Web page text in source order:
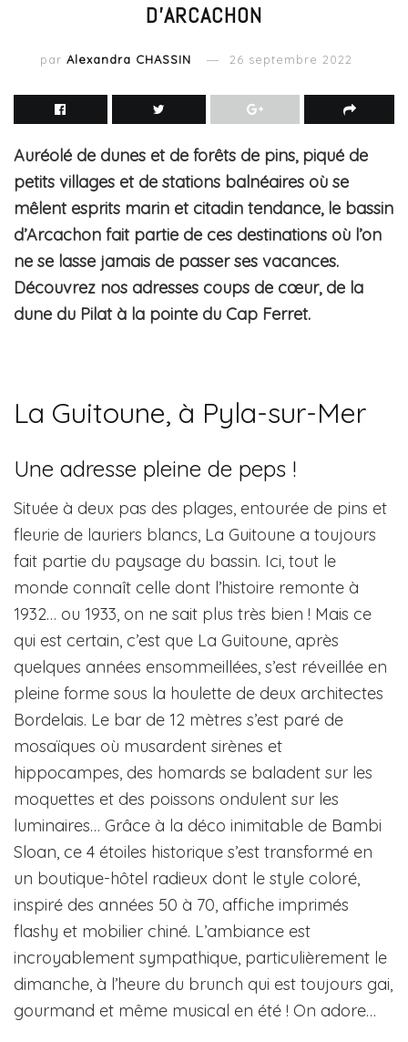
D’ARCACHON
par Alexandra CHASSIN 26 septembre 2022
Auréolé de dunes et de forêts de pins, piqué de
petits villages et de stations balnéaires où se
mêlent esprits marin et citadin tendance, le bassin
d’Arcachon fait partie de ces destinations où l’on
ne se lasse jamais de passer ses vacances.
Découvrez nos adresses coups de cœur, de la
dune du Pilat à la pointe du Cap Ferret.
La Guitoune, à Pyla-sur-Mer
Une adresse pleine de peps !
Située à deux pas des plages, entourée de pins et
fleurie de lauriers blancs, La Guitoune a toujours
fait partie du paysage du bassin. Ici, tout le
monde connaît celle dont l’histoire remonte à
1932… ou 1933, on ne sait plus très bien ! Mais ce
qui est certain, c’est que La Guitoune, après
quelques années ensommeillées, s’est réveillée en
pleine forme sous la houlette de deux architectes
Bordelais. Le bar de 12 mètres s’est paré de
mosaïques où musardent sirènes et
hippocampes, des homards se baladent sur les
moquettes et des poissons ondulent sur les
luminaires… Grâce à la déco inimitable de Bambi
Sloan, ce 4 étoiles historique s’est transformé en
un boutique-hôtel radieux dont le style coloré,
inspiré des années 50 à 70, affiche imprimés
flashy et mobilier chiné. L’ambiance est
incroyablement sympathique, particulièrement le
dimanche, à l’heure du brunch qui est toujours gai,
gourmand et même musical en été ! On adore…